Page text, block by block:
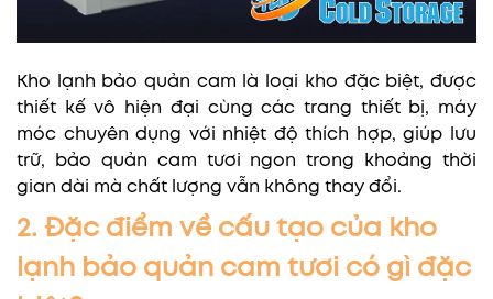
Kho lạnh bảo quản cam là loại kho đặc biệt, được
thiết kế vô hiện đại cùng các trang thiết bị, máy
móc chuyên dụng với nhiệt độ thích hợp, giúp lưu
trữ, bảo quản cam tươi ngon trong khoảng thời
gian dài mà chất lượng vẫn không thay đổi.
2. Đặc điểm về cấu tạo của kho
lạnh bảo quản cam tươi có gì đặc